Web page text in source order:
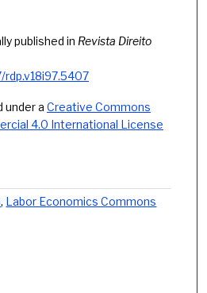
published in Revista Direito
rdp.v18i97.5407
under a Creative Commons
4.0 International License
, Labor Economics Commons